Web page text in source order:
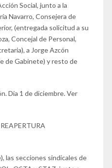
Social, junto a la
Navarro, Consejera de
(entregada solicitud a su
Concejal de Personal,
a Jorge Azcón
de Gabinete) y resto de
Día 1 de diciembre. Ver
las secciones sindicales de